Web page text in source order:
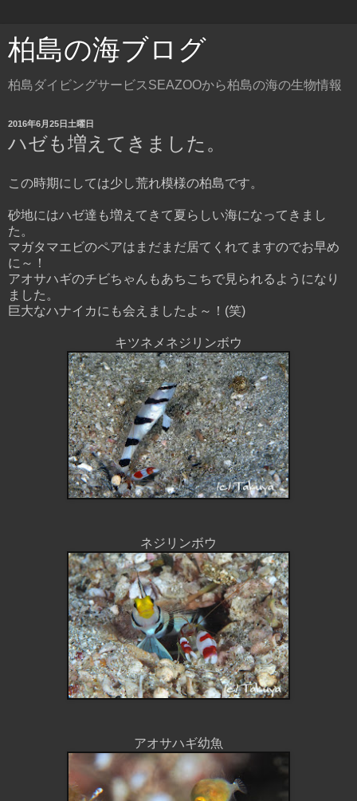
柏島の海ブログ
柏島ダイビングサービスSEAZOOから柏島の海の生物情報
2016年6月25日土曜日
ハゼも増えてきました。
この時期にしては少し荒れ模様の柏島です。
砂地にはハゼ達も増えてきて夏らしい海になってきまし
た。
マガタマエビのペアはまだまだ居てくれてますのでお早め
に～！
アオサハギのチビちゃんもあちこちで見られるようになり
ました。
巨大なハナイカにも会えましたよ～！(笑)
キツネメネジリンボウ
ネジリンボウ
アオサハギ幼魚